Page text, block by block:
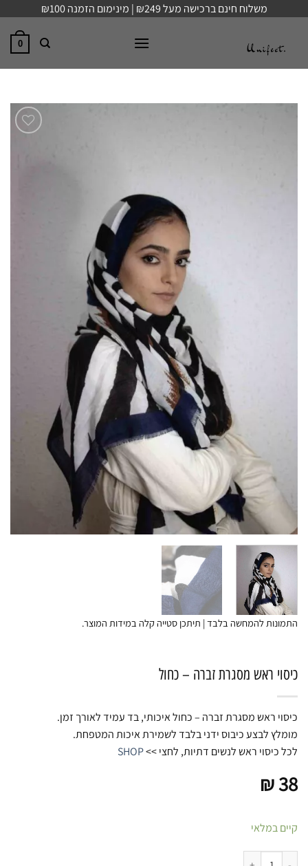
content
משלוח חינם ברכישה מעל ₪249 | מינימום הזמנה ₪100
0
התמונות להמחשה בלבד | תיתכן סטייה קלה במידות המוצר.
כיסוי ראש מסגרת זברה – כחול
כיסוי ראש מסגרת זברה – כחול איכותי, בד עמיד לאורך זמן.
מומלץ לבצע כיבוס ידני בלבד לשמירת איכות המטפחת.
לכל כיסוי ראש לנשים דתיות, לחצי >>SHOP
₪38
קיים במלאי
כמות של כיסוי ראש מסגרת זברה - כחול